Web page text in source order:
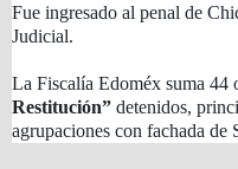
Fue ingresado al penal de
Judicial.
La Fiscalía Edoméx suma 44
Restitución” detenidos,
agrupaciones con fachada de